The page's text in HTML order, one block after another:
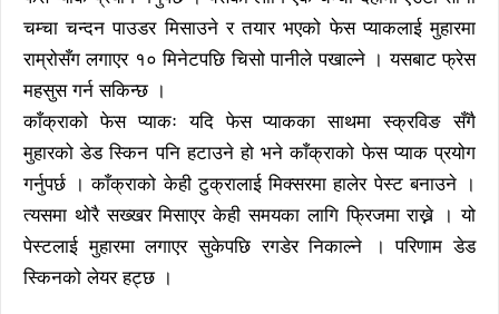
चम्चा चन्दन पाउडर मिसाउने र तयार भएको फेस प्याकलाई मुहारमा
राम्रोसँग लगाएर १० मिनेटपछि चिसो पानीले पखाल्ने । यसबाट फ्रेस
महसुस गर्न सकिन्छ ।
काँक्राको फेस प्याकः यदि फेस प्याकका साथमा स्क्रविङ सँगै
मुहारको डेड स्किन पनि हटाउने हो भने काँक्राको फेस प्याक प्रयोग
गर्नुपर्छ । काँक्राको केही टुक्रालाई मिक्सरमा हालेर पेस्ट बनाउने ।
त्यसमा थोरै सख्खर मिसाएर केही समयका लागि फ्रिजमा राख्ने । यो
पेस्टलाई मुहारमा लगाएर सुकेपछि रगडेर निकाल्ने । परिणाम डेड
स्किनको लेयर हट्छ ।